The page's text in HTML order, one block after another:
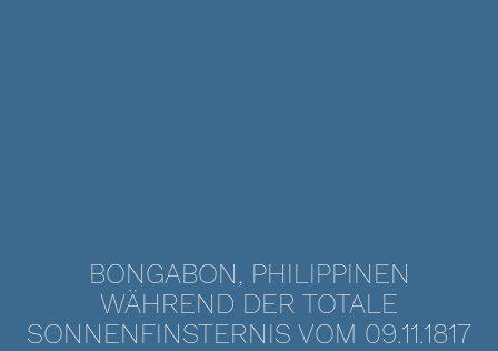
BONGABON, PHILIPPINEN
WÄHREND DER TOTALE
SONNENFINSTERNIS VOM 09.11.1817